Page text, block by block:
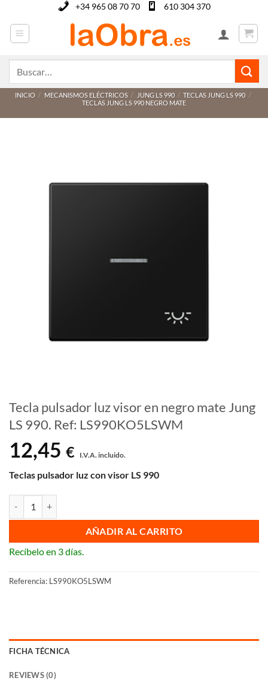
contenido
+34 965 08 70 70 610 304 370
INICIO / MECANISMOS ELÉCTRICOS / JUNG LS 990 / TECLAS JUNG LS 990 /
TECLAS JUNG LS 990 NEGRO MATE
Tecla pulsador luz visor en negro mate Jung
LS 990. Ref: LS990KO5LSWM
12,45 € I.V.A. incluido.
Teclas pulsador luz con visor LS 990
AÑADIR AL CARRITO
Recíbelo en 3 días.
Referencia: LS990KO5LSWM
FICHA TÉCNICA
REVIEWS (0)